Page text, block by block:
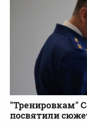
"Тренировкам"
посвятили